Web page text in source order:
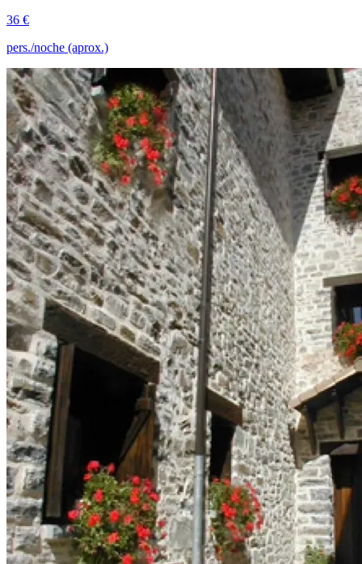
36 €
pers./noche (aprox.)